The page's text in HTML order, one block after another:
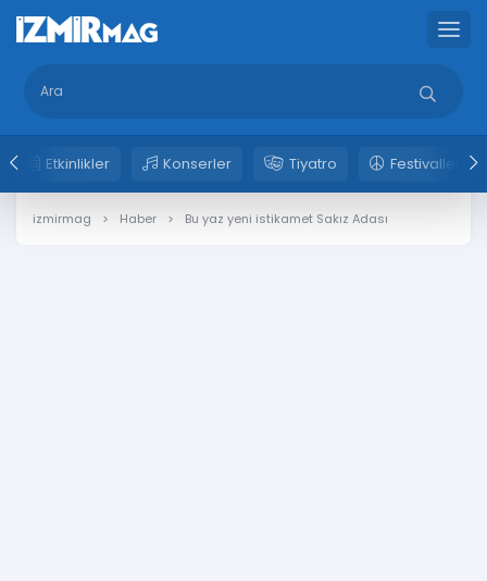
Etkinlikler Konserler Tiyatro Festivaller
izmirmag Haber Bu yaz yeni istikamet Sakız Adası